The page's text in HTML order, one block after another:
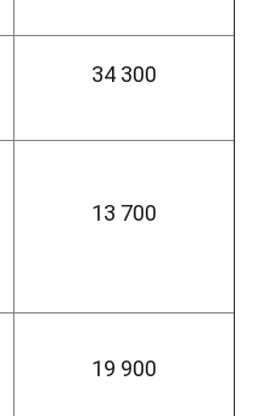
34 300
13 700
19 900